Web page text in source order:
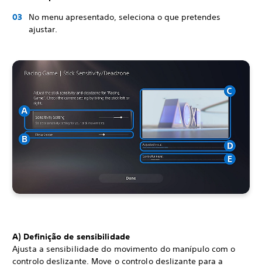
No menu apresentado, seleciona o que pretendes
ajustar.
A) Definição de sensibilidade
Ajusta a sensibilidade do movimento do manípulo com o
controlo deslizante. Move o controlo deslizante para a